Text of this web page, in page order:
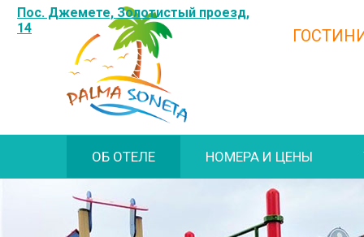
Пос. Джемете, Золотистый проезд,
14
ОБ ОТЕЛЕ НОМЕРА И ЦЕНЫ